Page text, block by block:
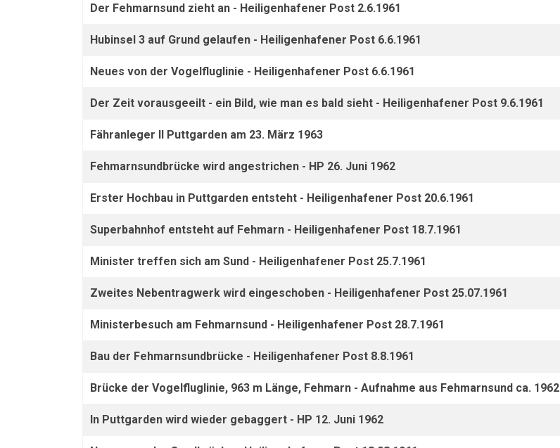
Der Fehmarnsund zieht an - Heiligenhafener Post 2.6.1961
Hubinsel 3 auf Grund gelaufen - Heiligenhafener Post 6.6.1961
Neues von der Vogelfluglinie - Heiligenhafener Post 6.6.1961
Der Zeit vorausgeeilt - ein Bild, wie man es bald sieht - Heiligenhafener Post 9.6.1961
Fähranleger II Puttgarden am 23. März 1963
Fehmarnsundbrücke wird angestrichen - HP 26. Juni 1962
Erster Hochbau in Puttgarden entsteht - Heiligenhafener Post 20.6.1961
Superbahnhof entsteht auf Fehmarn - Heiligenhafener Post 18.7.1961
Minister treffen sich am Sund - Heiligenhafener Post 25.7.1961
Zweites Nebentragwerk wird eingeschoben - Heiligenhafener Post 25.07.1961
Ministerbesuch am Fehmarnsund - Heiligenhafener Post 28.7.1961
Bau der Fehmarnsundbrücke - Heiligenhafener Post 8.8.1961
Brücke der Vogelfluglinie, 963 m Länge, Fehmarn - Aufnahme aus Fehmarnsund ca. 1962
In Puttgarden wird wieder gebaggert - HP 12. Juni 1962